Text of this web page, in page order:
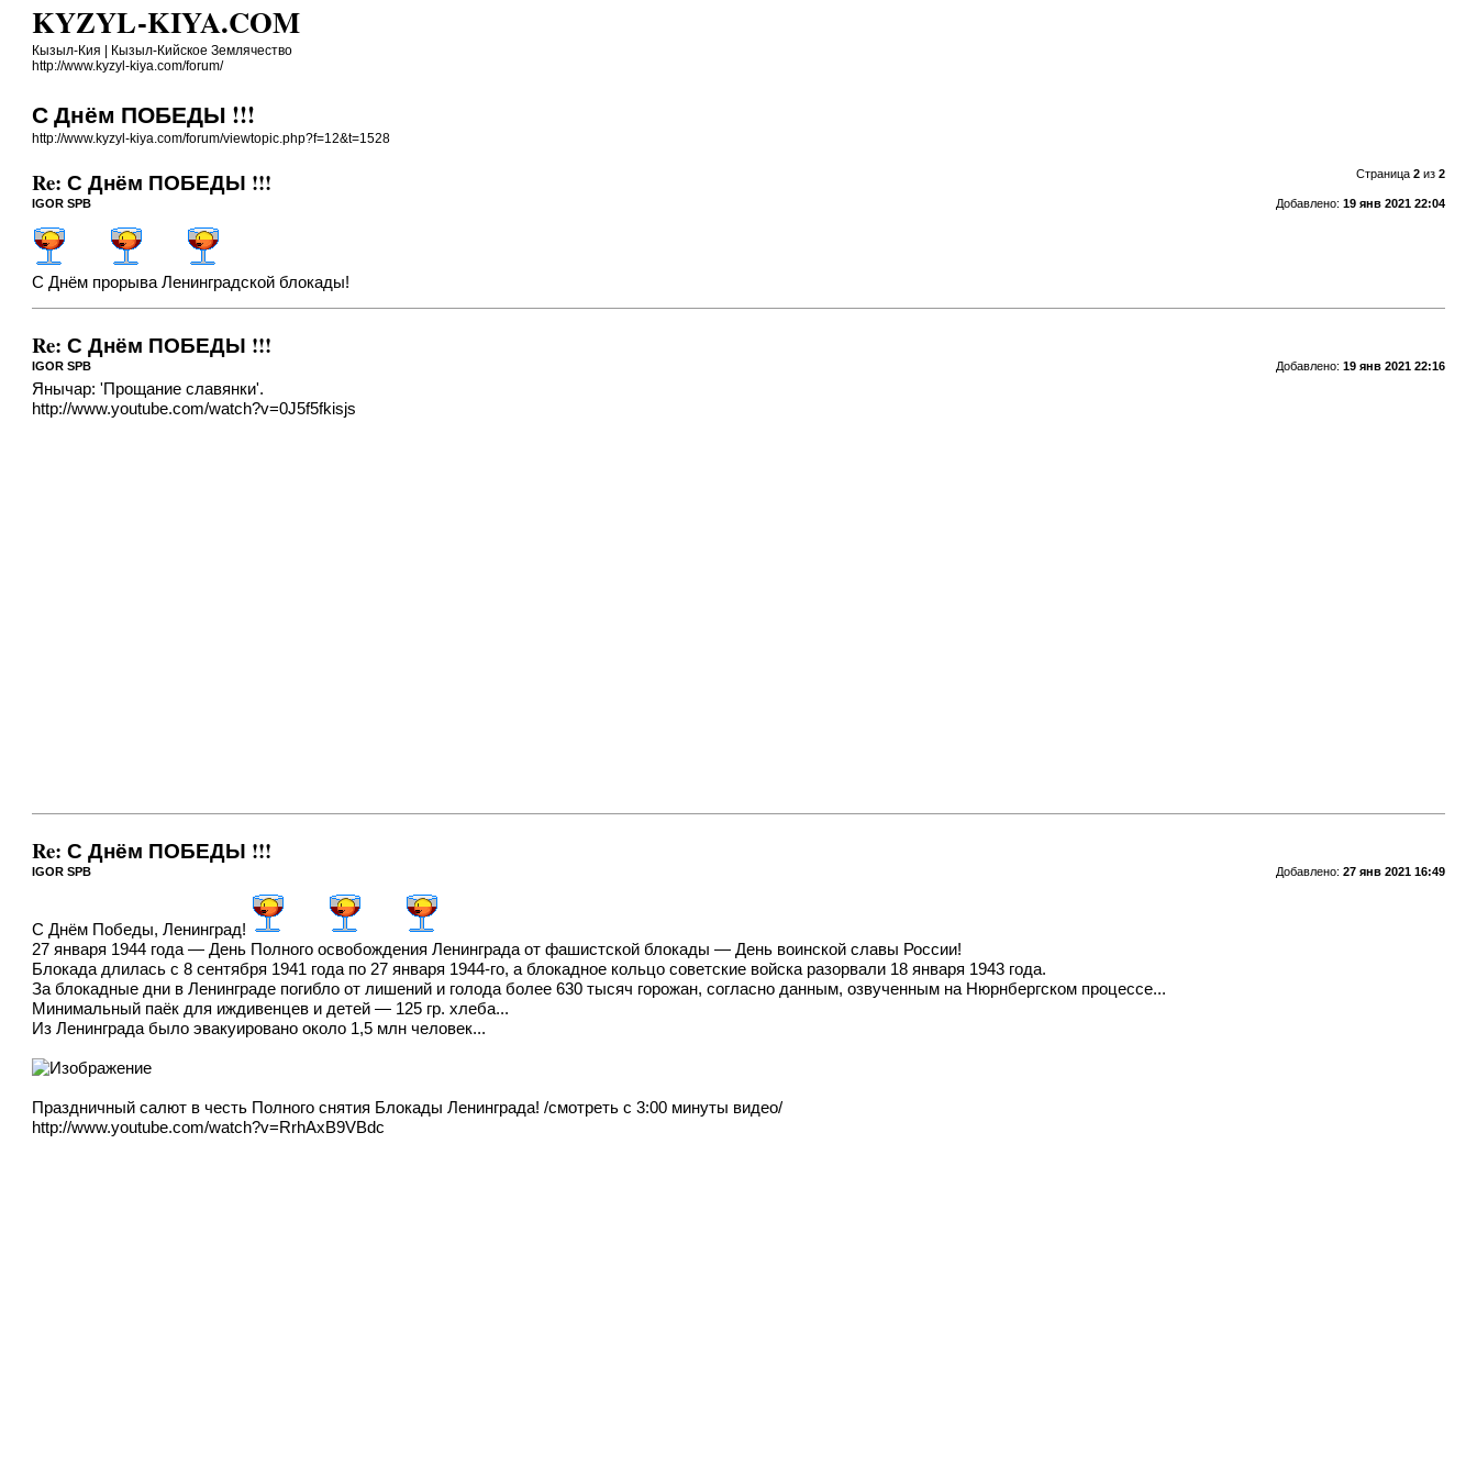
KYZYL-KIYA.COM
Кызыл-Кия | Кызыл-Кийское Землячество
http://www.kyzyl-kiya.com/forum/
С Днём ПОБЕДЫ !!!
http://www.kyzyl-kiya.com/forum/viewtopic.php?f=12&t=1528
Страница 2из 2
Re: С Днём ПОБЕДЫ !!!
Добавлено: 19 янв 2021 22:04
IGOR SPB
С Днём прорыва Ленинградской блокады!
Re: С Днём ПОБЕДЫ !!!
Добавлено: 19 янв 2021 22:16
IGOR SPB
Янычар: 'Прощание славянки'.
http://www.youtube.com/watch?v=0J5f5fkisjs
Re: С Днём ПОБЕДЫ !!!
Добавлено: 27 янв 2021 16:49
IGOR SPB
С Днём Победы, Ленинград!
27 января 1944 года — День Полного освобождения Ленинграда от фашистской блокады — День воинской славы России!
Блокада длилась с 8 сентября 1941 года по 27 января 1944-го, а блокадное кольцо советские войска разорвали 18 января 1943 года.
За блокадные дни в Ленинграде погибло от лишений и голода более 630 тысяч горожан, согласно данным, озвученным на Нюрнбергском процессе...
Минимальный паёк для иждивенцев и детей — 125 гр. хлеба...
Из Ленинграда было эвакуировано около 1,5 млн человек...
Праздничный салют в честь Полного снятия Блокады Ленинграда! /смотреть с 3:00 минуты видео/
http://www.youtube.com/watch?v=RrhAxB9VBdc